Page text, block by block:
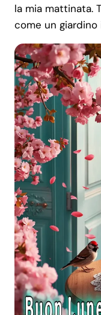
la mia mattinata.
come un